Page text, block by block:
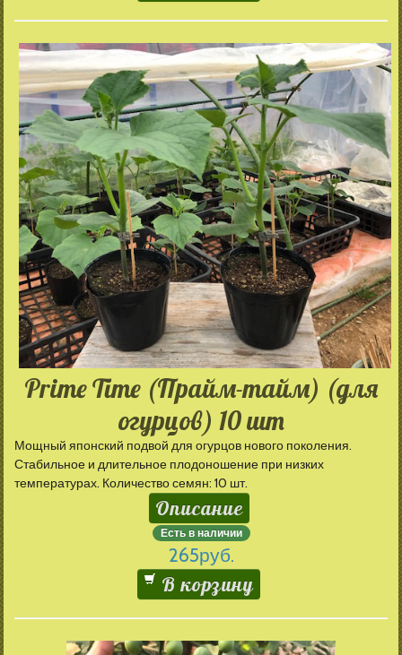
Prime Time (Прайм-тайм) (для
огурцов) 10 шт
Мощный японский подвой для огурцов нового поколения.
Стабильное и длительное плодоношение при низких
температурах. Количество семян: 10 шт.
Описание
Есть в наличии
265руб.
В корзину